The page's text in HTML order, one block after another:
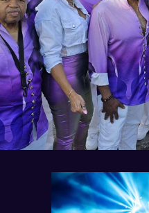
MERCHANDISE
OUR EVENTS
ALL EVENTS
CONTACT